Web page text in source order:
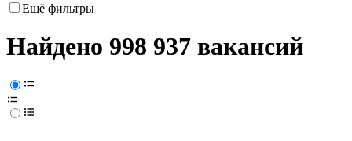
Ещё фильтры
Найдено 998 937 вакансий